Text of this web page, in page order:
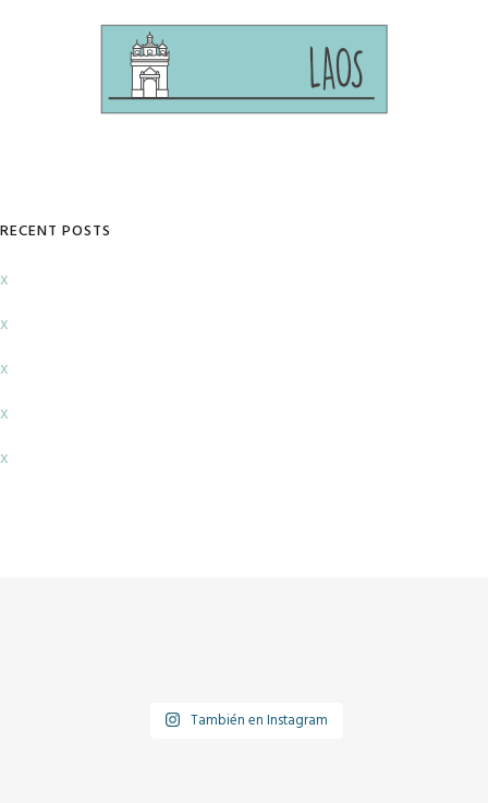
RECENT POSTS
x
x
x
x
x
También en Instagram